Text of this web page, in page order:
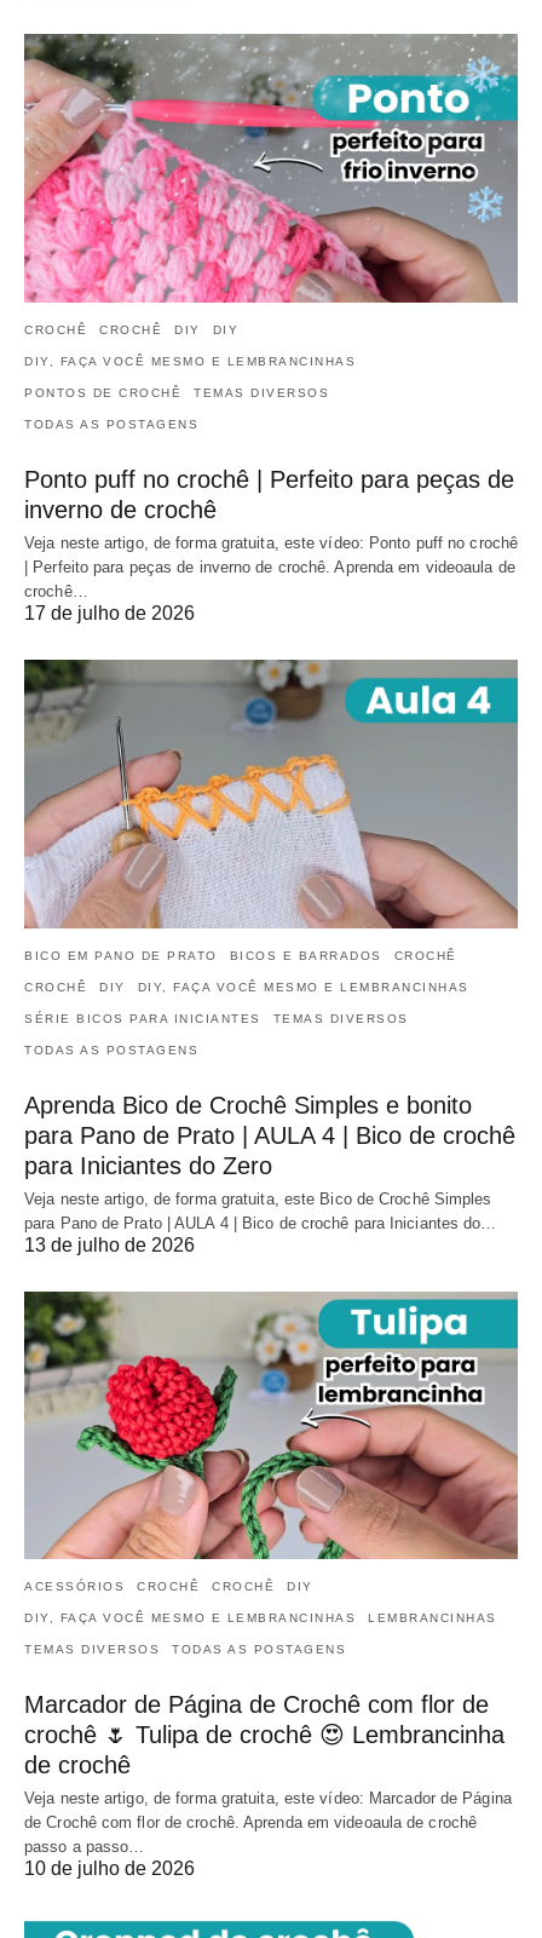
CROCHÊ CROCHÊ DIY DIY
DIY, FAÇA VOCÊ MESMO E LEMBRANCINHAS
PONTOS DE CROCHÊ TEMAS DIVERSOS
TODAS AS POSTAGENS
Ponto puff no crochê | Perfeito para peças de
inverno de crochê
Veja neste artigo, de forma gratuita, este vídeo: Ponto puff no crochê
| Perfeito para peças de inverno de crochê. Aprenda em videoaula de
crochê…
17 de julho de 2026
BICO EM PANO DE PRATO BICOS E BARRADOS CROCHÊ
CROCHÊ DIY DIY, FAÇA VOCÊ MESMO E LEMBRANCINHAS
SÉRIE BICOS PARA INICIANTES TEMAS DIVERSOS
TODAS AS POSTAGENS
Aprenda Bico de Crochê Simples e bonito
para Pano de Prato | AULA 4 | Bico de crochê
para Iniciantes do Zero
Veja neste artigo, de forma gratuita, este Bico de Crochê Simples
para Pano de Prato | AULA 4 | Bico de crochê para Iniciantes do…
13 de julho de 2026
ACESSÓRIOS CROCHÊ CROCHÊ DIY
DIY, FAÇA VOCÊ MESMO E LEMBRANCINHAS LEMBRANCINHAS
TEMAS DIVERSOS TODAS AS POSTAGENS
Marcador de Página de Crochê com flor de
crochê 🌷 Tulipa de crochê 😍 Lembrancinha
de crochê
Veja neste artigo, de forma gratuita, este vídeo: Marcador de Página
de Crochê com flor de crochê. Aprenda em videoaula de crochê
passo a passo…
10 de julho de 2026